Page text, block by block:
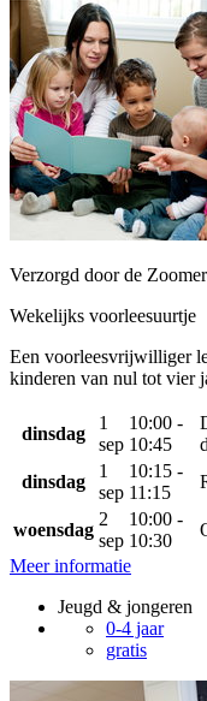
Verzorgd door de
Wekelijks voorleesuurtje
Een voorleesvrijwilliger
kinderen van nul tot vier
dinsdag
1
sep
10:00 -
10:45
dinsdag
1
sep
10:15 -
11:15
woensdag
2
sep
10:00 -
10:30
Meer informatie
Jeugd & jongeren
0-4 jaar
gratis